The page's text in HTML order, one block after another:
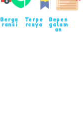
Berga
ransi
Terpe
rcaya
Bepen
galam
an